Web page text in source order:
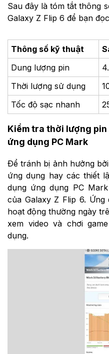
Sau đây là tóm tắt thông
Galaxy Z Flip 6 để bạn
Thông số kỹ thuật
Dung lượng pin
Thời lượng sử dụng
Tốc độ sạc nhanh
Kiểm tra thời lượng pin
ứng dụng PC Mark
Để tránh bị ảnh hưởng
ứng dụng hay các thiết
dụng ứng dụng PC
của Galaxy Z Flip 6.
hoạt động thường ngày
xem video và chơi
dụng.